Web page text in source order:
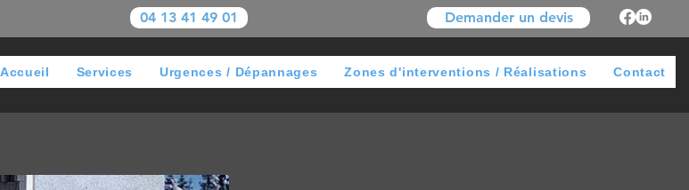
04 13 41 49 01 Demander un devis
Accueil Services Urgences / Dépannages Zones d'interventions / Réalisations Contact